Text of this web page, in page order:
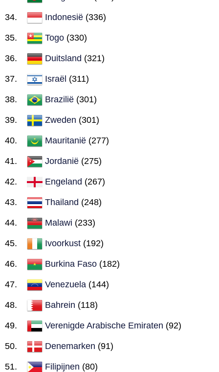
Indonesië (336)
Togo (330)
Duitsland (321)
Israël (311)
Brazilië (301)
Zweden (301)
Mauritanië (277)
Jordanië (275)
Engeland (267)
Thailand (248)
Malawi (233)
Ivoorkust (192)
Burkina Faso (182)
Venezuela (144)
Bahrein (118)
Verenigde Arabische Emiraten (92)
Denemarken (91)
Filipijnen (80)